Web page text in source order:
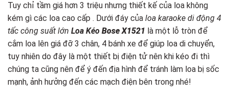
Tuy chỉ tầm giá hơn 3 triệu nhưng thiết kế của loa không
kém gì các loa cao cấp . Dưới đáy của loa karaoke di động 4
tấc công suất lớn Loa Kéo Bose X1521 là một lỗ tròn để
cắm loa lên giá đỡ 3 chân, 4 bánh xe để giúp loa di chuyển,
tuy nhiên do đây là một thiết bị điện tử nên khi kéo đi thì
chúng ta cũng nên để ý đến địa hình để tránh làm loa bị sốc
mạnh, ảnh hưởng đến các mạch điện bên trong nhé!